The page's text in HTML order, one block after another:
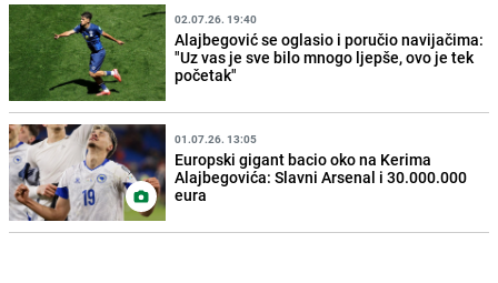
02.07.26. 19:40
Alajbegović se oglasio i poručio navijačima:
"Uz vas je sve bilo mnogo ljepše, ovo je tek
početak"
01.07.26. 13:05
Europski gigant bacio oko na Kerima
Alajbegovića: Slavni Arsenal i 30.000.000
eura